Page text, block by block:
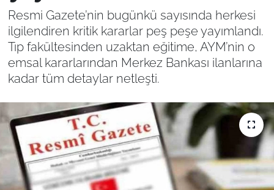
Resmi Gazete’nin bugünkü sayısında herkesi
ilgilendiren kritik kararlar peş peşe yayımlandı.
Tıp fakültesinden uzaktan eğitime, AYM’nin o
emsal kararlarından Merkez Bankası ilanlarına
kadar tüm detaylar netleşti.